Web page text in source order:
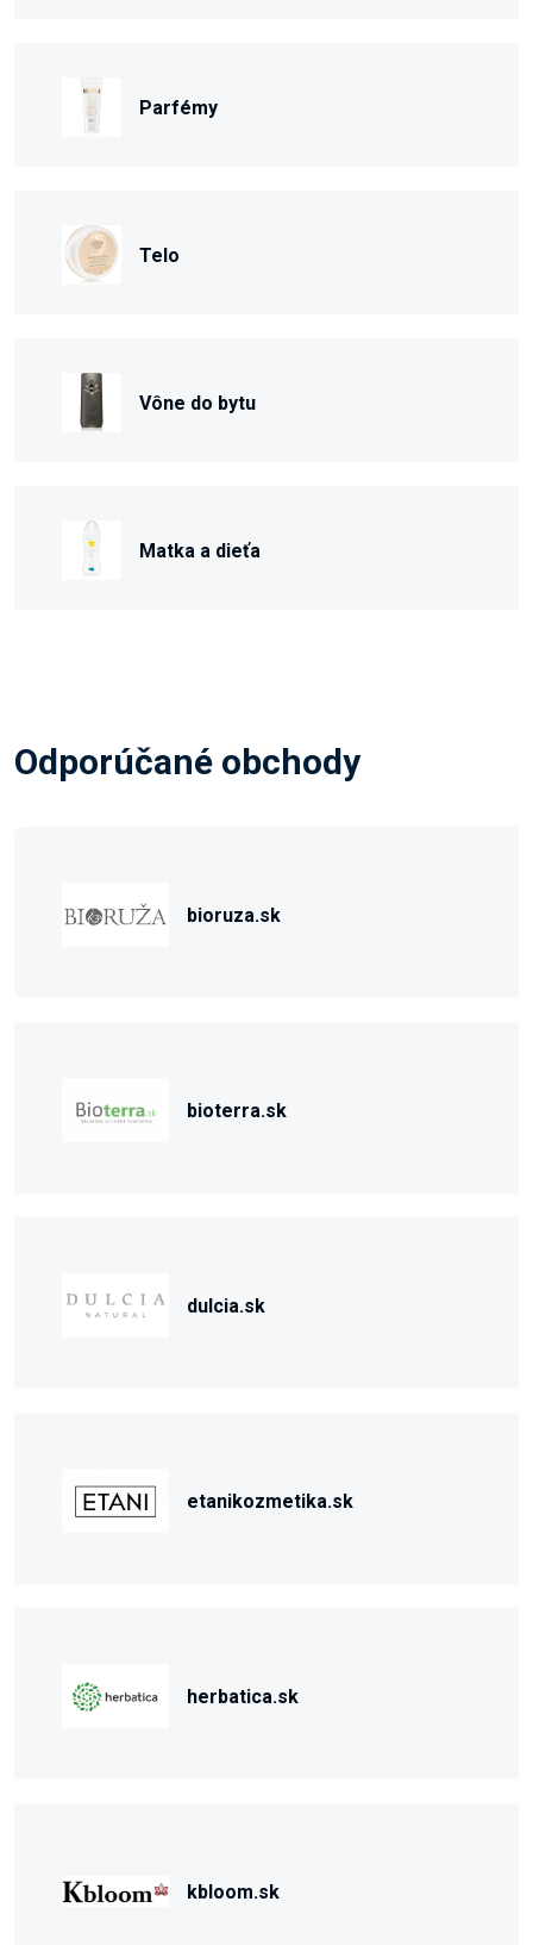
Parfémy
Telo
Vône do bytu
Matka a dieťa
Odporúčané obchody
bioruza.sk
bioterra.sk
dulcia.sk
etanikozmetika.sk
herbatica.sk
kbloom.sk